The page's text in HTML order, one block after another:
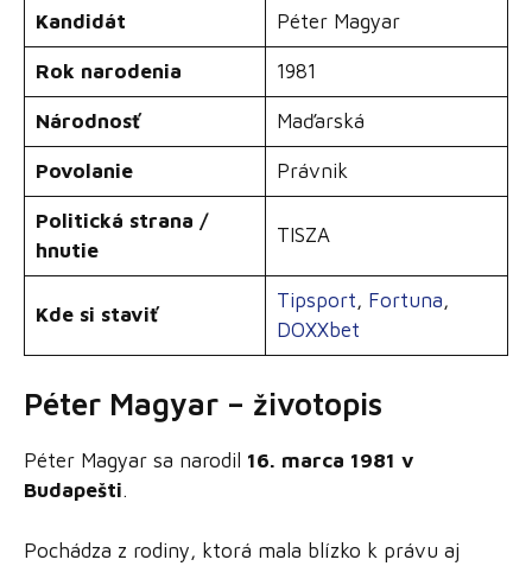
Kandidát Péter Magyar
Rok narodenia 1981
Národnosť Maďarská
Povolanie Právnik
Politická strana /
hnutie
TISZA
Kde si staviť
Tipsport, Fortuna,
DOXXbet
Péter Magyar – životopis
Péter Magyar sa narodil 16. marca 1981 v
Budapešti.
Pochádza z rodiny, ktorá mala blízko k právu aj